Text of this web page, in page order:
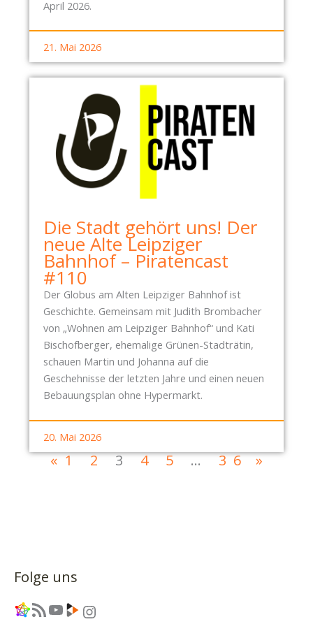
April 2026.
21. Mai 2026
Die Stadt gehört uns! Der
neue Alte Leipziger
Bahnhof – Piratencast
#110
Der Globus am Alten Leipziger Bahnhof ist
Geschichte. Gemeinsam mit Judith Brombacher
von „Wohnen am Leipziger Bahnhof“ und Kati
Bischofberger, ehemalige Grünen-Stadträtin,
schauen Martin und Johanna auf die
Geschehnisse der letzten Jahre und einen neuen
Bebauungsplan ohne Hypermarkt.
20. Mai 2026
« 1 2 3 4 5 … 36 »
Folge uns
Link RSS-Feed YouTube Link Instagram